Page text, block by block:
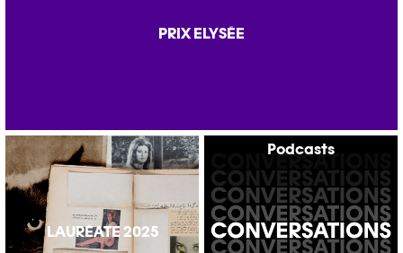
PRIX ELYSÉE
LAURÉATE 2025
Podcasts